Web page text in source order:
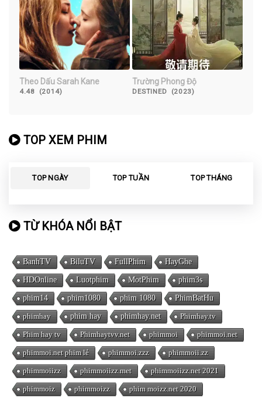
Theo Dấu Sarah Kane
4.48 (2014)
Trường Phong Độ
DESTINED (2023)
TOP XEM PHIM
TOP NGÀY TOP TUẦN TOP THÁNG
TỪ KHÓA NỔI BẬT
BanhTV BiluTV FullPhim HayGhe
HDOnline Luotphim MotPhim phim3s
phim14 phim1080 phim 1080 PhimBatHu
phimhay phim hay phimhay.net Phimhay.tv
Phim hay tv Phimhaytvv.net phimmoi phimmoi.net
phimmoi.net phim lẻ phimmoi.zzz phimmoii.zz
phimmoiizz phimmoiizz.met phimmoiizz.net 2021
phimmoiz phimmoizz phim moizz.net 2020